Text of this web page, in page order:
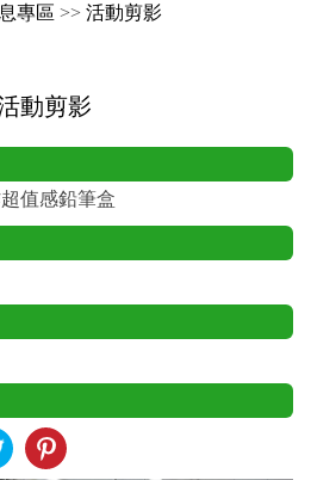
專區 >> 活動剪影
動剪影
值感鉛筆盒